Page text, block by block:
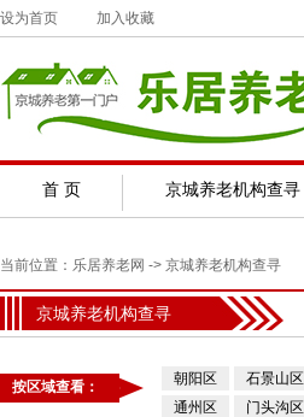
设为首页 加入收藏
首 页 京城养老机构查寻
当前位置： 乐居养老网 -> 京城养老机构查寻
京城养老机构查寻
按区域查看： 朝阳区 石景山区
通州区
门头沟区